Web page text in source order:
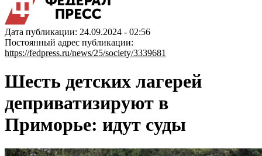
Дата публикации: 24.09.2024 - 02:56
Постоянный адрес публикации:
https://fedpress.ru/news/25/society/3339681
Шесть детских лагерей
деприватизируют в
Приморье: идут суды